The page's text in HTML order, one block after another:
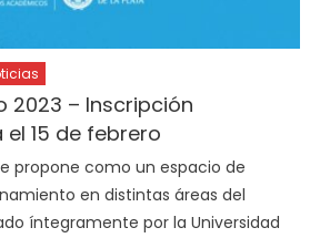
2023 – Inscripción
15 de febrero
propone como un espacio de
en distintas áreas del
íntegramente por la Universidad